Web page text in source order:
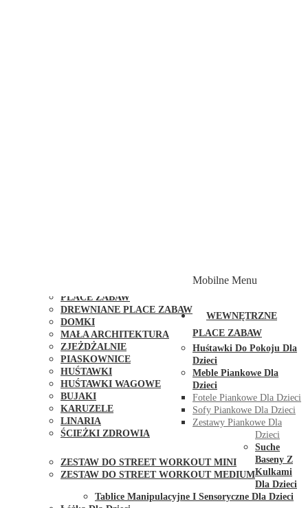
PLACE ZABAW
DREWNIANE PLACE ZABAW
DOMKI
MAŁA ARCHITEKTURA
ZJEŻDŻALNIE
PIASKOWNICE
HUŚTAWKI
HUŚTAWKI WAGOWE
BUJAKI
KARUZELE
LINARIA
ŚCIEŻKI ZDROWIA
ZESTAW DO STREET WORKOUT MINI
ZESTAW DO STREET WORKOUT MEDIUM
Mobilne Menu
WEWNĘTRZNE
PLACE ZABAW
Huśtawki Do Pokoju Dla
Dzieci
Meble Piankowe Dla
Dzieci
Fotele Piankowe Dla Dzieci
Sofy Piankowe Dla Dzieci
Zestawy Piankowe Dla
Dzieci
Suche
Baseny Z
Kulkami
Dla Dzieci
Tablice Manipulacyjne I Sensoryczne Dla Dzieci